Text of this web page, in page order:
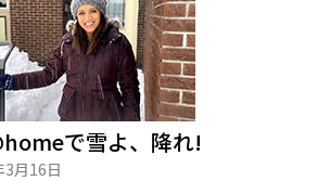
で雪よ、降れ!
3月16日